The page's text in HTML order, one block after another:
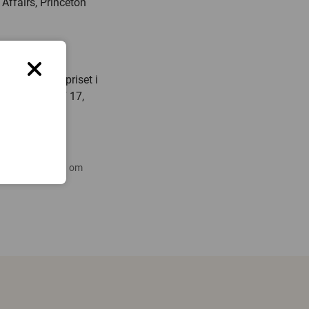
50,
för priset i
070-177 67 17,
forskning om